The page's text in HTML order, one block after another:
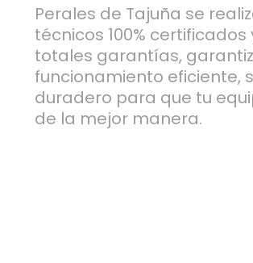
Perales de Tajuña se
técnicos 100% certificados
totales garantías,
funcionamiento eficiente,
duradero para que tu
de la mejor manera.